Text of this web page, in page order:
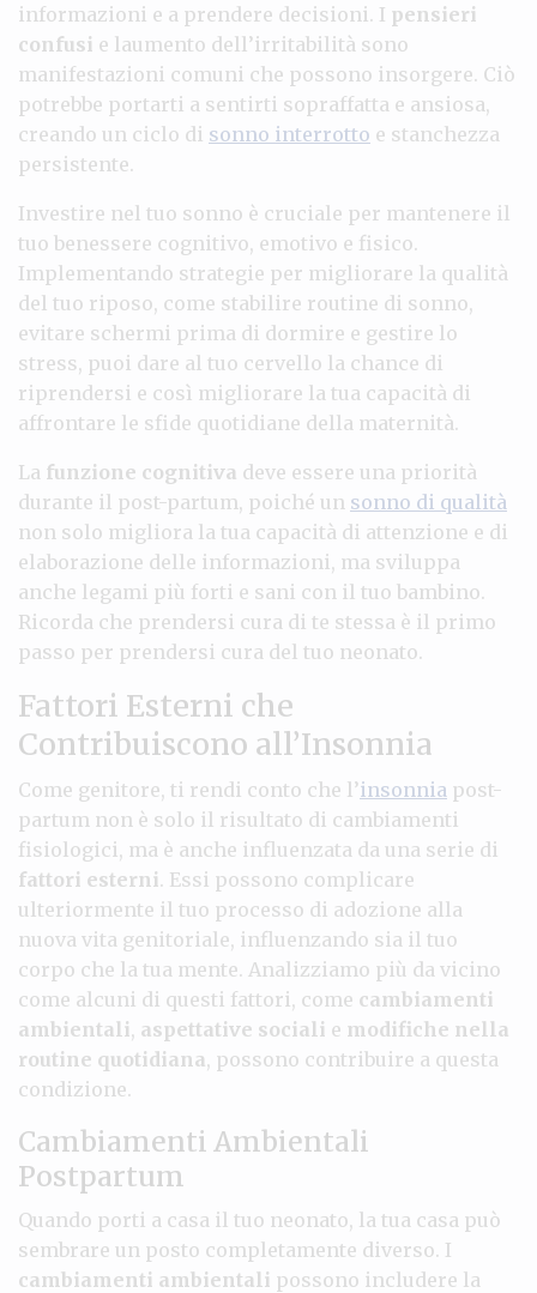
informazioni e a prendere decisioni. I pensieri
confusi e laumento dell’irritabilità sono
manifestazioni comuni che possono insorgere. Ciò
potrebbe portarti a sentirti sopraffatta e ansiosa,
creando un ciclo di sonno interrotto e stanchezza
persistente.
Investire nel tuo sonno è cruciale per mantenere il
tuo benessere cognitivo, emotivo e fisico.
Implementando strategie per migliorare la qualità
del tuo riposo, come stabilire routine di sonno,
evitare schermi prima di dormire e gestire lo
stress, puoi dare al tuo cervello la chance di
riprendersi e così migliorare la tua capacità di
affrontare le sfide quotidiane della maternità.
La funzione cognitiva deve essere una priorità
durante il post-partum, poiché un sonno di qualità
non solo migliora la tua capacità di attenzione e di
elaborazione delle informazioni, ma sviluppa
anche legami più forti e sani con il tuo bambino.
Ricorda che prendersi cura di te stessa è il primo
passo per prendersi cura del tuo neonato.
Fattori Esterni che
Contribuiscono all’Insonnia
Come genitore, ti rendi conto che l’insonnia post-
partum non è solo il risultato di cambiamenti
fisiologici, ma è anche influenzata da una serie di
fattori esterni. Essi possono complicare
ulteriormente il tuo processo di adozione alla
nuova vita genitoriale, influenzando sia il tuo
corpo che la tua mente. Analizziamo più da vicino
come alcuni di questi fattori, come cambiamenti
ambientali, aspettative sociali e modifiche nella
routine quotidiana, possono contribuire a questa
condizione.
Cambiamenti Ambientali
Postpartum
Quando porti a casa il tuo neonato, la tua casa può
sembrare un posto completamente diverso. I
cambiamenti ambientali possono includere la